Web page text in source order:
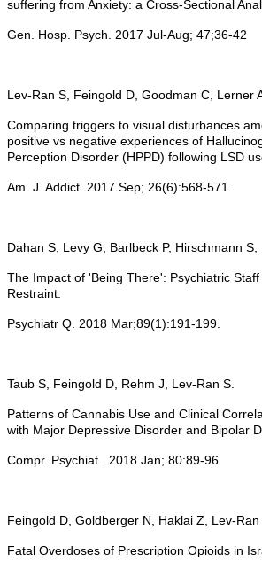
suffering from Anxiety: a Cross-Sectional
Gen. Hosp. Psych. 2017 Jul-Aug; 47;36-42
Lev-Ran S, Feingold D, Goodman C, Lerner
Comparing triggers to visual disturbances
positive vs negative experiences of
Perception Disorder (HPPD) following LSD
Am. J. Addict. 2017 Sep; 26(6):568-571.
Dahan S, Levy G, Barlbeck P, Hirschmann S,
The Impact of 'Being There': Psychiatric
Restraint.
Psychiatr Q. 2018 Mar;89(1):191-199.
Taub S, Feingold D, Rehm J, Lev-Ran S.
Patterns of Cannabis Use and Clinical
with Major Depressive Disorder and Bipolar
Compr. Psychiat. 2018 Jan; 80:89-96
Feingold D, Goldberger N, Haklai Z, Lev-Ran
Fatal Overdoses of Prescription Opioids in